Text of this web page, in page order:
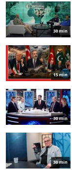
30 min
15 min
30 min
30 min